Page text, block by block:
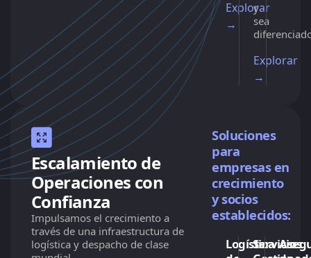
Explorar
→
y
sea
Explorar
→
Escalamiento de
Operaciones con
Confianza
Impulsamos el crecimiento a
través de una infraestructura de
logística y despacho de clase
Soluciones
para
empresas en
crecimiento
y socios
establecidos:
LogísticaServicios